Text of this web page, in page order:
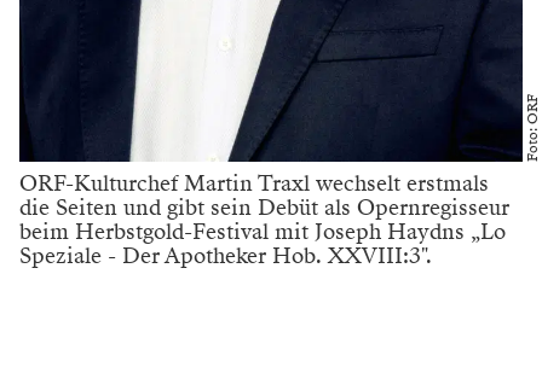
Foto: ORF
ORF-Kulturchef Martin Traxl wechselt erstmals
die Seiten und gibt sein Debüt als Opernregisseur
beim Herbstgold-Festival mit Joseph Haydns „Lo
Speziale - Der Apotheker Hob. XXVIII:3".